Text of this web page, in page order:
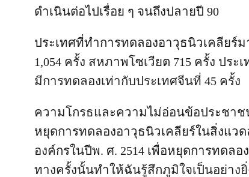
ดำเนินต่อไปเรื่อย ๆ จนถึงปลายปี 90
ประเทศที่ทำการทดลองอาวุธนิวเคลียร์
1,054 ครั้ง สหภาพโซเวียต 715 ครั้ง ปร
มีการทดลองเท่ากับประเทศจีนที่ 45 ครั้ง
ความโกรธและความไม่อ่อนข้อประชา
หยุดการทดลองอาวุธนิวเคลียร์ในสิ่งแว
องค์กรในปีพ. ศ. 2514 เพื่อหยุดการทดล
ทางครั้งนั้นทำให้ฉันรู้สึกภูมิใจเป็นอย่างยิ่